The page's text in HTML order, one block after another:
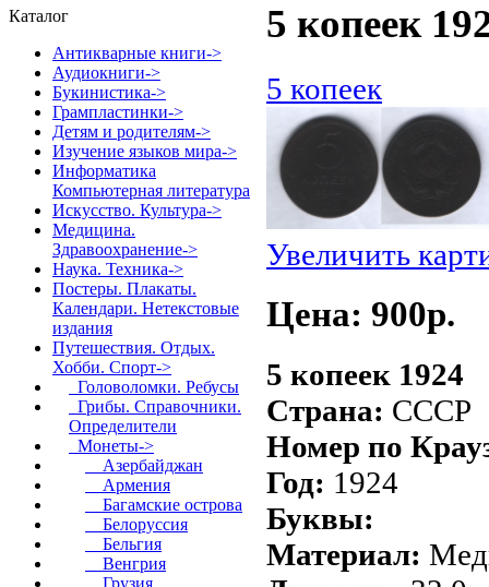
Каталог
Антикварные книги->
Аудиокниги->
Букинистика->
Грампластинки->
Детям и родителям->
Изучение языков мира->
Информатика
Компьютерная литература
Искусство. Культура->
Медицина.
Здравоохранение->
Наука. Техника->
Постеры. Плакаты.
Календари. Нетекстовые
издания
Путешествия. Отдых.
Хобби. Спорт->
Головоломки. Ребусы
Грибы. Справочники.
Определители
Монеты->
Азербайджан
Армения
Багамские острова
Белоруссия
Бельгия
Венгрия
Грузия
5 копеек
5 копеек
Увеличить
Цена: 900p.
5 копеек 1924
Страна: СССР
Номер по
Год: 1924
Буквы:
Материал: